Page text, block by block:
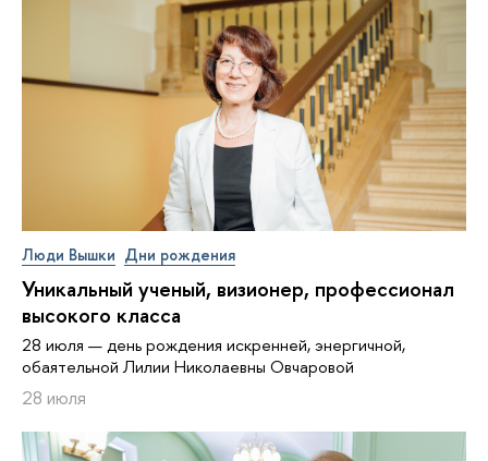
Люди Вышки Дни рождения
Уникальный ученый, визионер, про­фес­си­о­нал
высокого класса
28 июля — день рождения искренней, энергичной,
обаятельной Лилии Николаевны Овчаровой
28 июля